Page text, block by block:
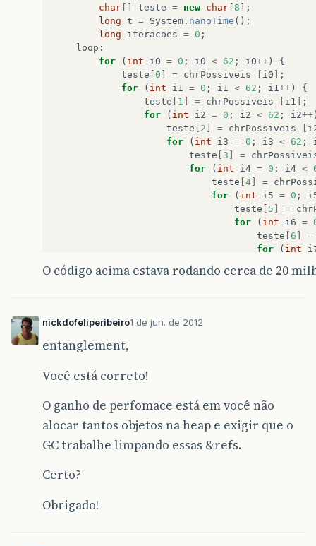
char teste = new char 8
;
long t = System . nanoTime ();
long
iteracoes = 0 ;
loop :
for
( int i0 = 0 ; i0 < 62 ; i0++ )
{
teste 0 = chrPossiveis i0
;
for
( int i1 = 0 ; i1 < 62 ; i1++ )
{
teste
1 = chrPossiveis i1
;
for
( int i2 = 0 ; i2 < 62 ; i2++
teste
2 = chrPossiveis
for
( int i3 = 0 ; i3 < 62 ;
teste
3 =
for
( int i4 = 0 ; i4 <
teste 4 =
for
( int i5 = 0 ;
teste
5 =
for
( int i6 =
teste 6
=
for
( int
[
}
}
}
}
O código acima estava rodando cerca de 20
nickdofeliperibeiro1 de jun. de 2012
entanglement,
Você está correto!
O ganho de perfomace está em você não
alocar tantos objetos na heap e exigir que o
GC trabalhe limpando essas &refs.
Certo?
Obrigado!